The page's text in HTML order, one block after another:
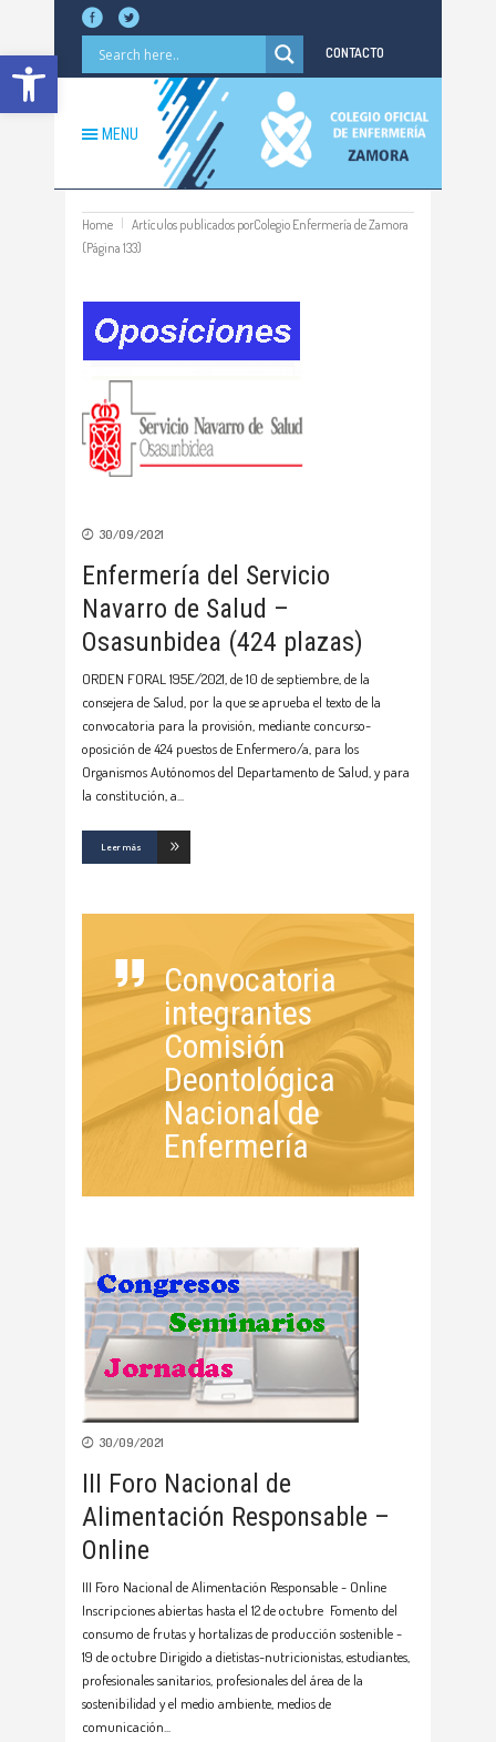
Abrir barra de herramientas CONTACTO
MENU
Home
Artículos publicados porColegio Enfermería de Zamora
(Página 133)
30/09/2021
Enfermería del Servicio
Navarro de Salud –
Osasunbidea (424 plazas)
ORDEN FORAL 195E/2021, de 10 de septiembre, de la
consejera de Salud, por la que se aprueba el texto de la
convocatoria para la provisión, mediante concurso-
oposición de 424 puestos de Enfermero/a, para los
Organismos Autónomos del Departamento de Salud, y para
la constitución, a
Leer más
Convocatoria
integrantes
Comisión
Deontológica
Nacional de
Enfermería
30/09/2021
III Foro Nacional de
Alimentación Responsable –
Online
III Foro Nacional de Alimentación Responsable - Online
Inscripciones abiertas hasta el 12 de octubre Fomento del
consumo de frutas y hortalizas de producción sostenible -
19 de octubre Dirigido a dietistas-nutricionistas, estudiantes,
profesionales sanitarios, profesionales del área de la
sostenibilidad y el medio ambiente, medios de
comunicación